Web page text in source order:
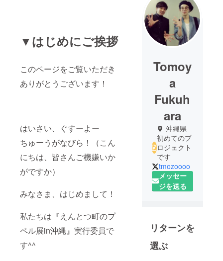
▼はじめにご挨拶
このページをご覧いただき
ありがとうございます！
はいさい、ぐすーよー
ちゅーうがなびら！（こん
にちは、皆さんご機嫌いか
がですか）
みなさま、はじめまして！
私たちは『えんとつ町のプ
ペル展in沖縄』実行委員で
す^^
Tomoy
a
Fukuh
ara
沖縄県
初めてのプ
ロジェクト
です
tmozoooo
メッセー
ジを送る
リターンを
選ぶ